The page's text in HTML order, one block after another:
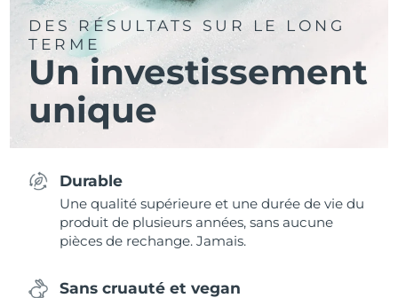
DES RÉSULTATS SUR LE LONG
TERME
Un investissement
unique
Durable
Une qualité supérieure et une durée de vie du
produit de plusieurs années, sans aucune
pièces de rechange. Jamais.
Sans cruauté et vegan